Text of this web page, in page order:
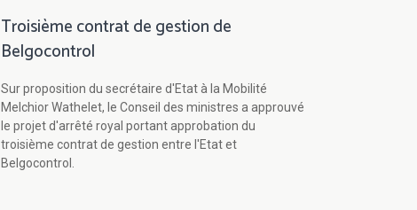
Troisième contrat de gestion de
Belgocontrol
Sur proposition du secrétaire d'Etat à la Mobilité
Melchior Wathelet, le Conseil des ministres a approuvé
le projet d'arrêté royal portant approbation du
troisième contrat de gestion entre l'Etat et
Belgocontrol.